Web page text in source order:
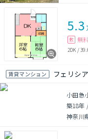
5.3
敷 無料
2DK /
賃貸マンション フェリシア
小田急
築18年
神奈川